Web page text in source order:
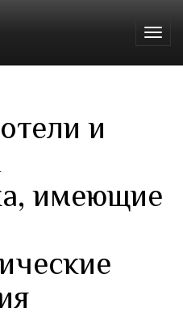
и
имеющие